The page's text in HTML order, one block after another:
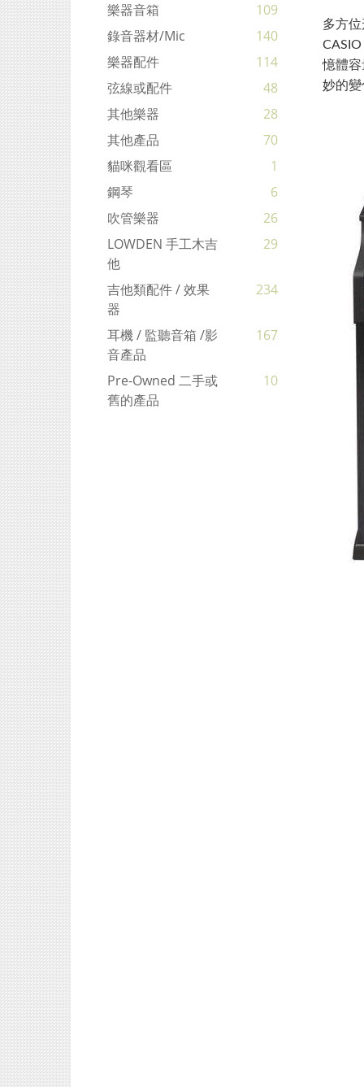
樂器音箱
109
錄音器材/mic
140
樂器配件
114
弦線或配件
48
其他樂器
28
其他產品
70
貓咪觀看區
1
鋼琴
6
吹管樂器
26
LOWDEN 手工木吉
他
29
吉他類配件 / 效果
器
234
耳機 / 監聽音箱 /影
音產品
167
Pre-Owned 二手或
舊的產品
10
多方
憶體
妙的